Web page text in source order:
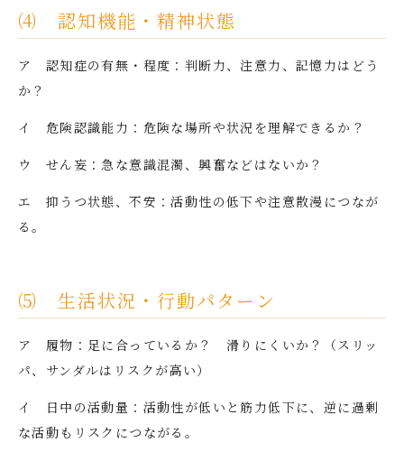
⑷ 認知機能・精神状態
ア 認知症の有無・程度：判断力、注意力、記憶力はどう
か？
イ 危険認識能力：危険な場所や状況を理解できるか？
ウ せん妄：急な意識混濁、興奮などはないか？
エ 抑うつ状態、不安：活動性の低下や注意散漫につなが
る。
⑸ 生活状況・行動パターン
ア 履物：足に合っているか？ 滑りにくいか？（スリッ
パ、サンダルはリスクが高い）
イ 日中の活動量：活動性が低いと筋力低下に、逆に過剰
な活動もリスクにつながる。